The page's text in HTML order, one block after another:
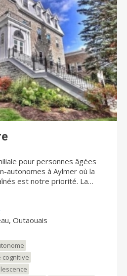
pour personnes âgées
autonomes à Aylmer où la
est notre priorité. La
offre une vaste gamme de
infirmière, répit, pharmacie,
des sœurs, est un lieu
existant depuis plus de 150
des plus agréables
de
la paix d’esprit ainsi qu’un
où il fait bon vivre.
Outaouais